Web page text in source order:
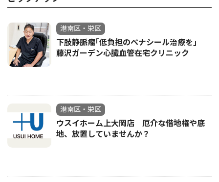
港南区・栄区
下肢静脈瘤｢低負担のベナシール治療を｣
藤沢ガーデン心臓血管在宅クリニック
港南区・栄区
ウスイホーム上大岡店 厄介な借地権や底
地、放置していませんか？